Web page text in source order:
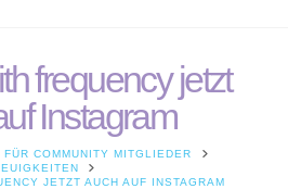
frequency jetzt
Instagram
FÜR COMMUNITY MITGLIEDER
JETZT AUCH AUF INSTAGRAM